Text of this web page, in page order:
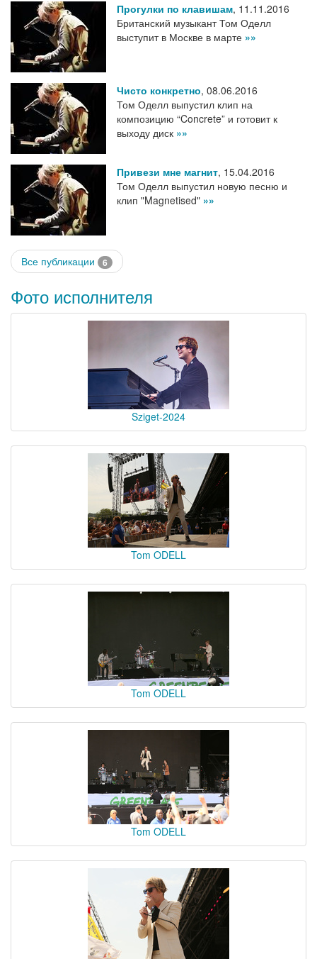
Прогулки по клавишам, 11.11.2016
Британский музыкант Том Оделл
выступит в Москве в марте »»
Чисто конкретно, 08.06.2016
Том Оделл выпустил клип на
композицию “Concrete” и готовит к
выходу диск »»
Привези мне магнит, 15.04.2016
Том Оделл выпустил новую песню и
клип "Magnetised" »»
Все публикации 6
Фото исполнителя
Sziget-2024
Tom ODELL
Tom ODELL
Tom ODELL